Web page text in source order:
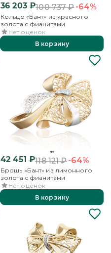
36 203₽100 737₽-64%
Кольцо «Бант» из красного
золота с фианитами
Нет оценок
В корзину
42 451 ₽118 121₽-64%
Брошь «Бант» из лимонного
золота с фианитами
Нет оценок
В корзину